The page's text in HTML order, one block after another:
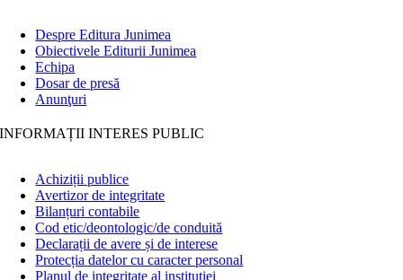
Despre Editura Junimea
Obiectivele Editurii Junimea
Echipa
Dosar de presă
Anunţuri
INFORMAȚII INTERES PUBLIC
Achiziții publice
Avertizor de integritate
Bilanțuri contabile
Cod etic/deontologic/de conduită
Declarații de avere și de interese
Protecția datelor cu caracter personal
Planul de integritate al instituției